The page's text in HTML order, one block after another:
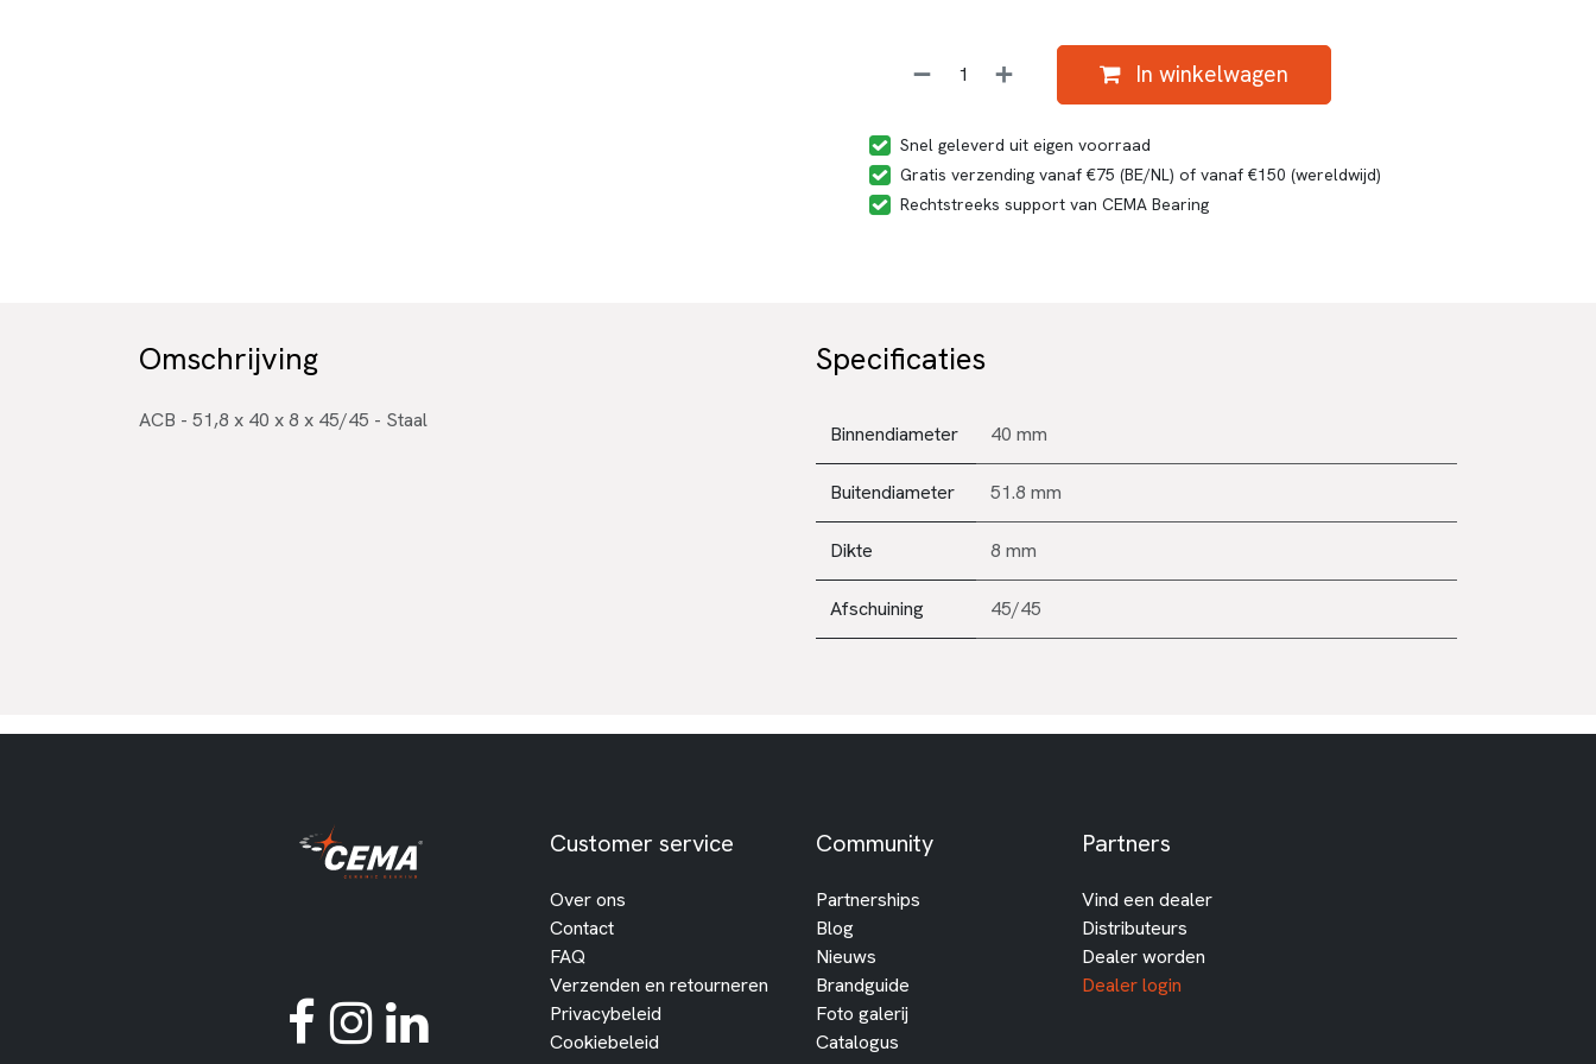
In winkelwagen
Snel geleverd uit eigen voorraad
Gratis verzending vanaf €75 (BE/NL) of vanaf €150 (wereldwijd)
Rechtstreeks support van CEMA Bearing
Omschrijving
ACB - 51,8 x 40 x 8 x 45/45 - Staal
Specificaties
Binnendiameter 40 mm
Buitendiameter 51.8 mm
Dikte 8 mm
Afschuining 45/45
Customer service
Over ons
Contact
FAQ
Verzenden en retourneren
Privacybeleid
Cookiebeleid
Community
Partnerships
Blog
Nieuws
Brandguide
Foto galerij
Catalogus
Partners
Vind een dealer
Distributeurs
Dealer worden
Dealer login